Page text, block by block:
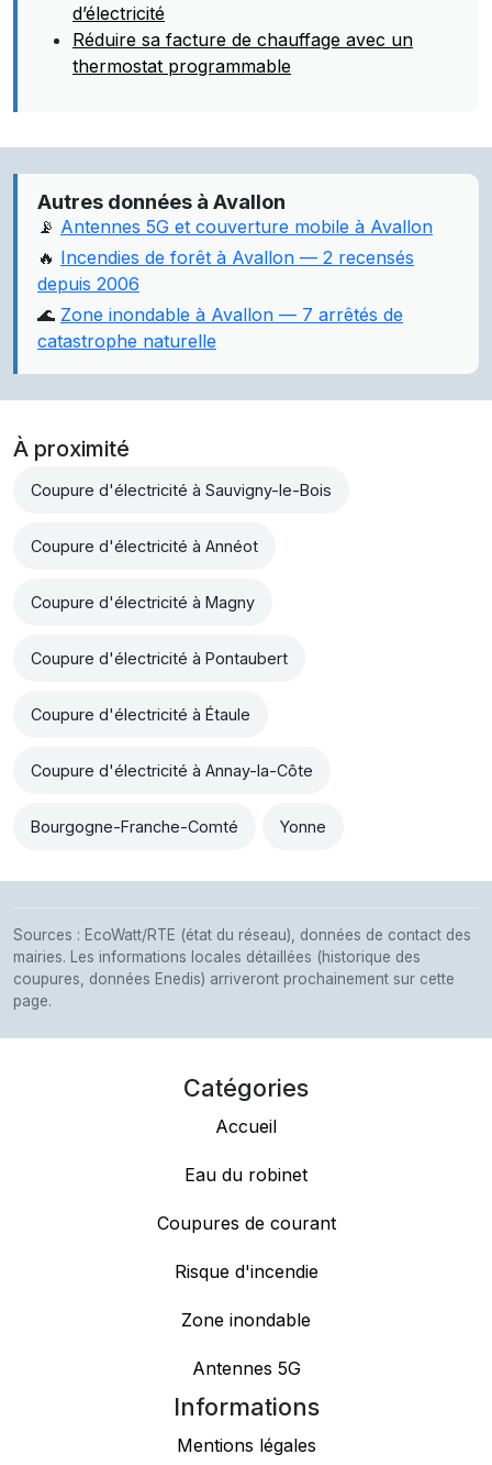
d’électricité
Réduire sa facture de chauffage avec un
thermostat programmable
Autres données à Avallon
📡 Antennes 5G et couverture mobile à Avallon
🔥 Incendies de forêt à Avallon — 2 recensés
depuis 2006
🌊 Zone inondable à Avallon — 7 arrêtés de
catastrophe naturelle
À proximité
Coupure d'électricité à Sauvigny-le-Bois
Coupure d'électricité à Annéot
Coupure d'électricité à Magny
Coupure d'électricité à Pontaubert
Coupure d'électricité à Étaule
Coupure d'électricité à Annay-la-Côte
Bourgogne-Franche-Comté Yonne
Sources : EcoWatt/RTE (état du réseau), données de contact des
mairies. Les informations locales détaillées (historique des
coupures, données Enedis) arriveront prochainement sur cette
page.
Catégories
Accueil
Eau du robinet
Coupures de courant
Risque d'incendie
Zone inondable
Antennes 5G
Informations
Mentions légales